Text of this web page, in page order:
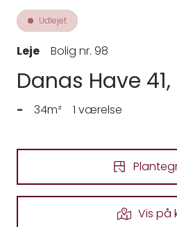
Udlejet
Leje Bolig nr. 98
Danas Have 41,
- 34m² 1 værelse
Vis på